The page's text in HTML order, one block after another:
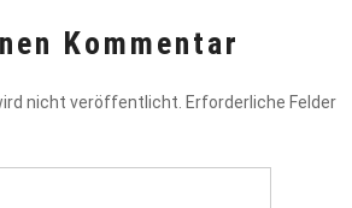
Kommentar
nicht veröffentlicht. Erforderliche Felder